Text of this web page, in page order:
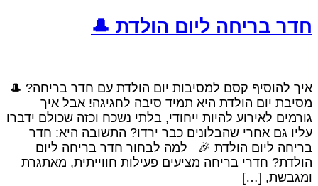
חדר בריחה ליום הולדת 🎩
איך להוסיף קסם למסיבות יום הולדת עם חדר בריחה? 🎩
מסיבת יום הולדת היא תמיד סיבה לחגיגה! אבל איך
גורמים לאירוע להיות ייחודי, בלתי נשכח וכזה שכולם ידברו
עליו גם אחרי שהבלונים כבר ירדו? התשובה היא: חדר
בריחה ליום הולדת 🎉 למה לבחור חדר בריחה ליום
הולדת? חדרי בריחה מציעים פעילות חווייתית, מאתגרת
ומגבשת, […]